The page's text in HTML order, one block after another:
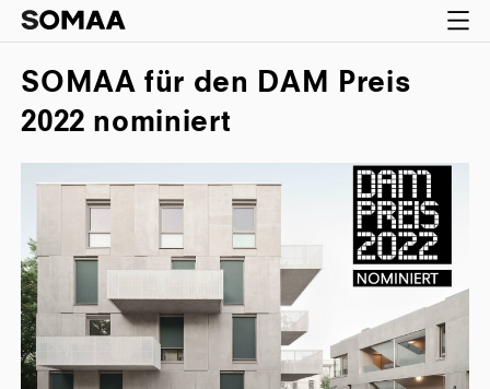
SOMAA für den DAM Preis
2022 nominiert